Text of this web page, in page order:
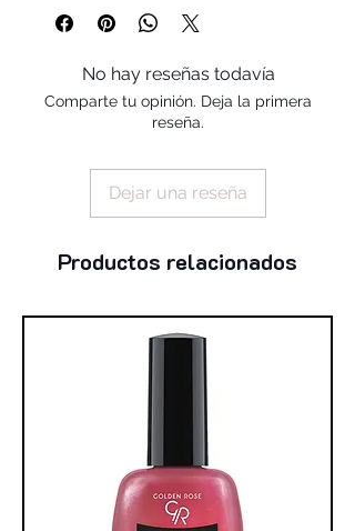
styrene/acrylates copolymer, n-butyl
alcohol, silica, benzophenone-1,
trimethylpentanediyl dibenzoate,
polyvinyl butyral
No hay reseñas todavía
Comparte tu opinión. Deja la primera
reseña.
Dejar una reseña
Productos relacionados